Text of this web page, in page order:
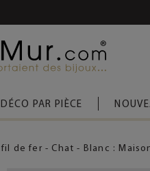
DÉCO PAR PIÈCE
de fer - Chat - Blanc :